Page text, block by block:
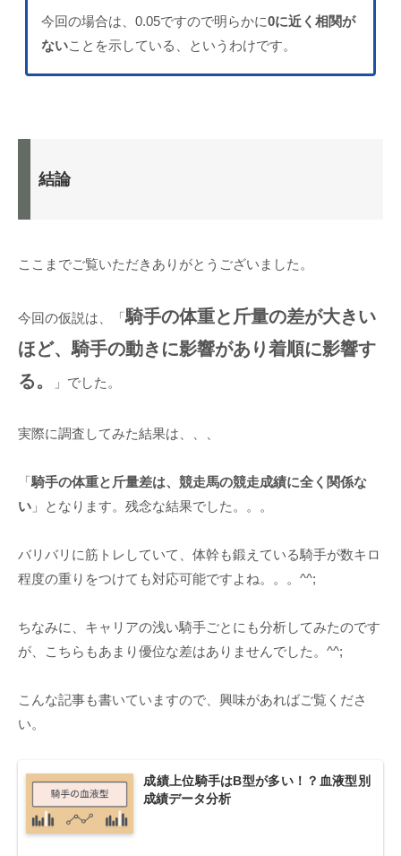
今回の場合は、0.05ですので明らかに0に近く相関が
ないことを示している、というわけです。
結論
ここまでご覧いただきありがとうございました。
今回の仮説は、「騎手の体重と斤量の差が大きい
ほど、騎手の動きに影響があり着順に影響す
る。
」でした。
実際に調査してみた結果は、、、
「騎手の体重と斤量差は、競走馬の競走成績に全く関係な
い 」となります。残念な結果でした。。。
バリバリに筋トレしていて、体幹も鍛えている騎手が数キロ
程度の重りをつけても対応可能ですよね。。。^^;
ちなみに、キャリアの浅い騎手ごとにも分析してみたのです
が、こちらもあまり優位な差はありませんでした。^^;
こんな記事も書いていますので、興味があればご覧くださ
い。
成績上位騎手はB型が多い！？血液型別
成績データ分析